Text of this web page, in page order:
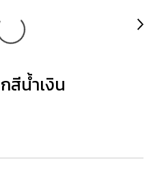
สีน้ำเงิน